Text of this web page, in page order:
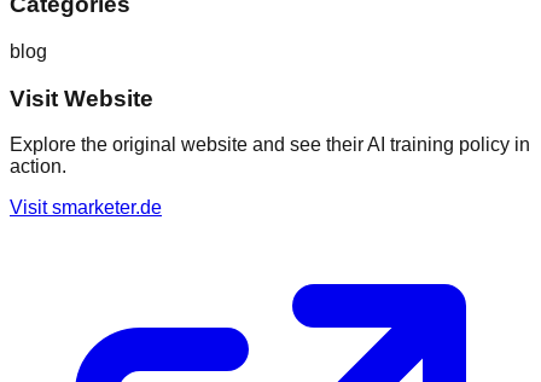
blog
Visit Website
Explore the original website and see their AI training policy in
action.
Visitsmarketer.de